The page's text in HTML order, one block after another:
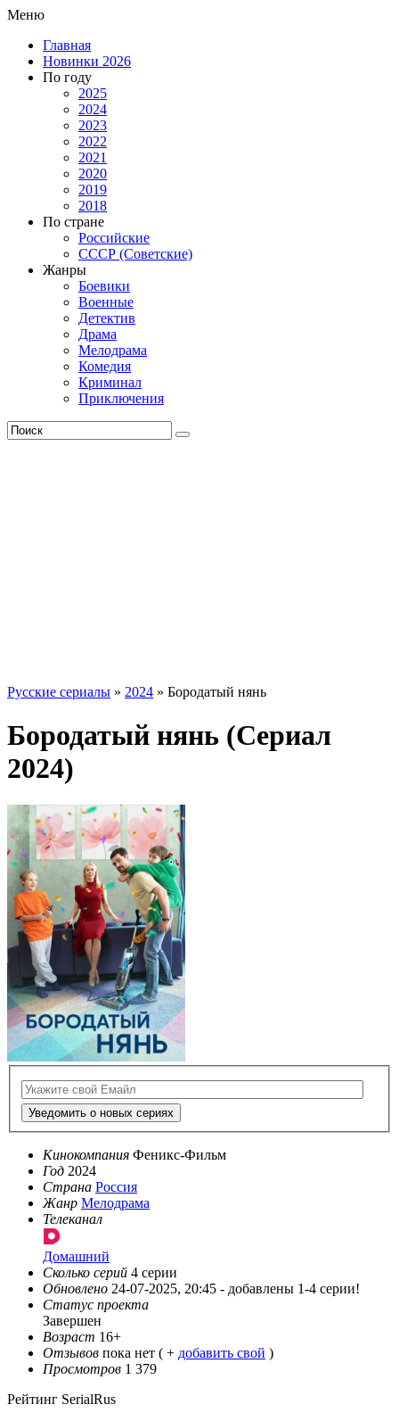
Меню
Главная
Новинки 2026
По году
2025
2024
2023
2022
2021
2020
2019
2018
По стране
Российские
СССР (Советские)
Жанры
Боевики
Военные
Детектив
Драма
Мелодрама
Комедия
Криминал
Приключения
Русские сериалы » 2024 » Бородатый нянь
Бородатый нянь (Сериал
2024)
Уведомить о новых сериях
Кинокомпания Феникс-Фильм
Год 2024
Страна Россия
Жанр Мелодрама
Телеканал
Домашний
Сколько серий 4 серии
Обновлено 24-07-2025, 20:45 - добавлены 1-4 серии!
Статус проекта
Завершен
Возраст 16+
Отзывов пока нет ( + добавить свой )
Просмотров 1 379
Рейтинг SerialRus